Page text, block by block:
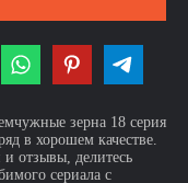
зерна 18 серия
в хорошем качестве.
отзывы, делитесь
сериала с